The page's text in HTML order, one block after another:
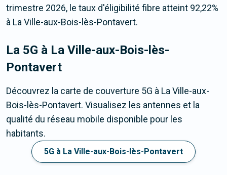
trimestre 2026, le taux d'éligibilité fibre atteint 92,22%
à La Ville-aux-Bois-lès-Pontavert.
La 5G à La Ville-aux-Bois-lès-
Pontavert
Découvrez la carte de couverture 5G à La Ville-aux-
Bois-lès-Pontavert. Visualisez les antennes et la
qualité du réseau mobile disponible pour les
habitants.
5G à La Ville-aux-Bois-lès-Pontavert